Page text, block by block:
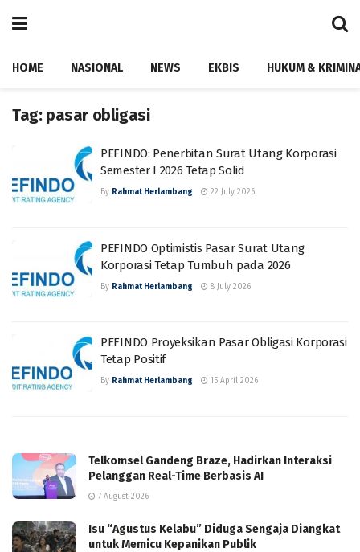
HOME NASIONAL NEWS EKBIS HUKUM &
Tag: pasar obligasi
PEFINDO: Penerbitan Surat Utang Korporasi
Semester I 2026 Tetap Solid
By Rahmat Herlambang 22 July 2026
PEFINDO Optimistis Pasar Surat Utang
Korporasi Tetap Tumbuh pada 2026
By Rahmat Herlambang 8 July 2026
PEFINDO Proyeksikan Pasar Obligasi Korporasi
Tetap Positif
By Rahmat Herlambang 15 April 2026
Telkomsel Gandeng Braze, Hadirkan Interaksi
Pelanggan Real-Time Berbasis AI
7 August 2026
Isu “Agustus Kelabu” Diduga Sengaja Diangkat
untuk Memicu Kepanikan Publik